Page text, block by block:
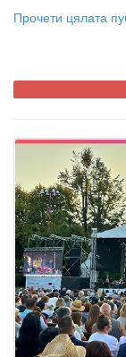
Прочети цялата